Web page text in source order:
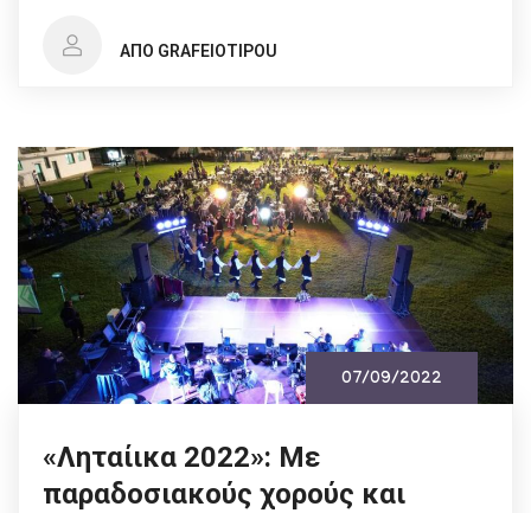
ΑΠΌ GRAFEIOTIPOU
07/09/2022
«Ληταίικα 2022»: Με
παραδοσιακούς χορούς και